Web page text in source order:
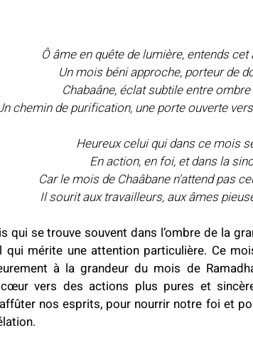
Ô âme en quête de lumière, entends cet
Un mois béni approche, porteur de
Chabaâne, éclat subtile entre
chemin de purification, une porte ouverte
Heureux celui qui dans ce mois
En action, en foi, et dans la
Car le mois de Chaâbane n'attend pas
Il sourit aux travailleurs, aux âmes
qui se trouve souvent dans l’ombre de la
qui mérite une attention particulière. Ce
à la grandeur du mois de
vers des actions plus pures et
nos esprits, pour nourrir notre foi et